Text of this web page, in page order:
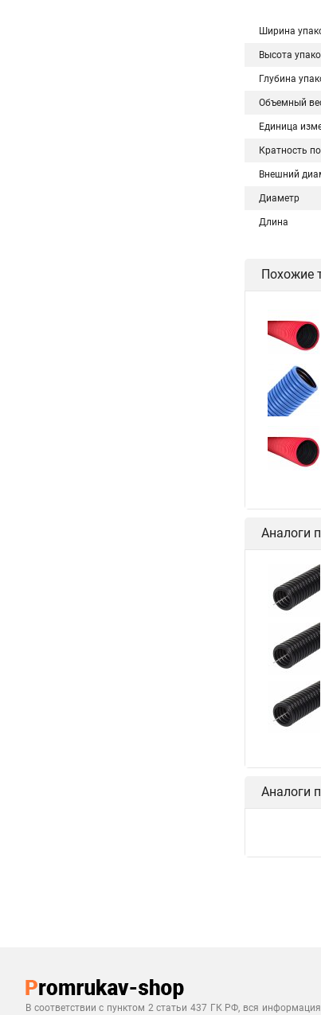
Ширина
Высота
Глубина
Объемный
Единица
Кратность
Внешний
Диаметр
Длина
Похожие
Аналоги
Аналоги
В соответствии с пунктом 2 статьи 437 ГК РФ, вся